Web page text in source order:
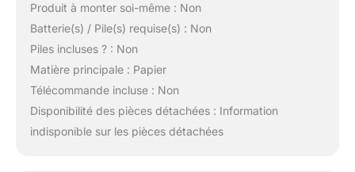
Produit à monter soi-même : Non
Batterie(s) / Pile(s) requise(s) : Non
Piles incluses ? : Non
Matière principale : Papier
Télécommande incluse : Non
Disponibilité des pièces détachées : Information
indisponible sur les pièces détachées